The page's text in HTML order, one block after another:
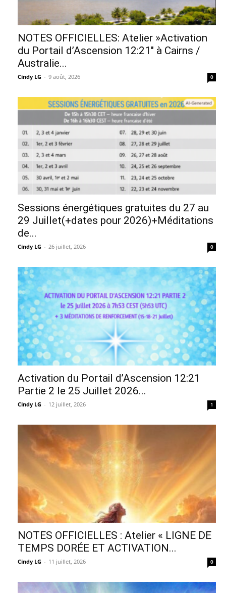
NOTES OFFICIELLES: Atelier »Activation
du Portail d’Ascension 12:21″ à Cairns /
Australie...
Cindy LG - 9 août, 2026 0
Sessions énergétiques gratuites du 27 au
29 Juillet(+dates pour 2026)+Méditations
de...
Cindy LG - 26 juillet, 2026 0
Activation du Portail d’Ascension 12:21
Partie 2 le 25 Juillet 2026...
Cindy LG - 12 juillet, 2026 1
NOTES OFFICIELLES : Atelier « LIGNE DE
TEMPS DORÉE ET ACTIVATION...
Cindy LG - 11 juillet, 2026 0